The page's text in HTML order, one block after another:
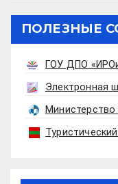
ПОЛЕЗНЫЕ
ГОУ ДПО
Электронная